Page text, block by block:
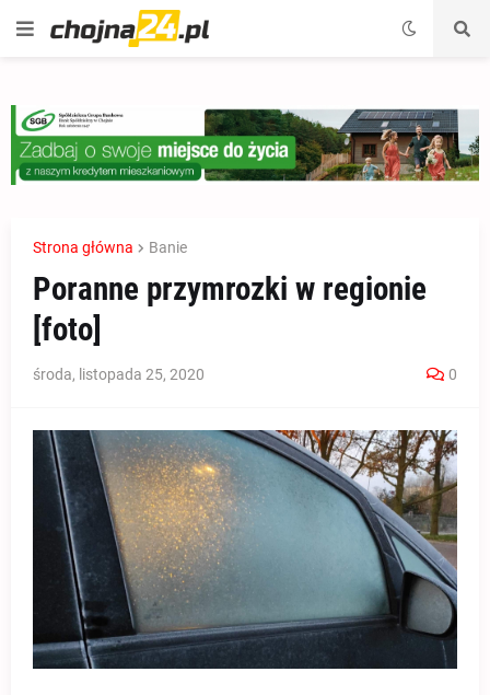
Strona główna Banie
Poranne przymrozki w regionie
[foto]
środa, listopada 25, 2020 0